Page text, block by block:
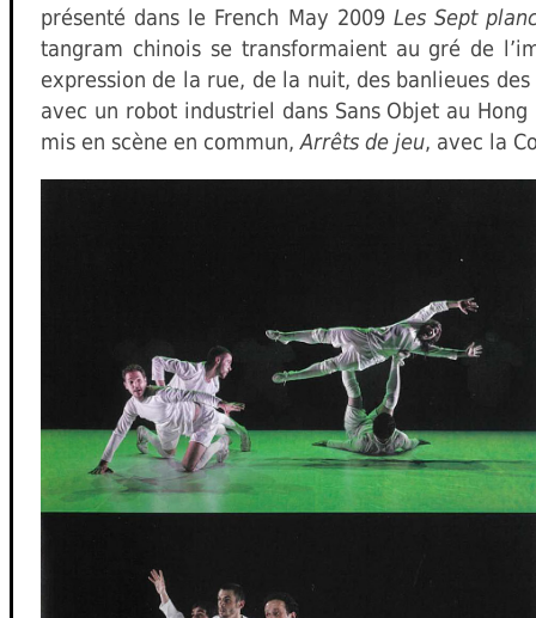
présenté dans le French May 2009Les Sept
tangram chinois se transformaient au gré de
expression de la rue, de la nuit, des banlieues
avec un robot industriel dans Sans Objet au
mis en scène en commun, Arrêts de jeu, avec la